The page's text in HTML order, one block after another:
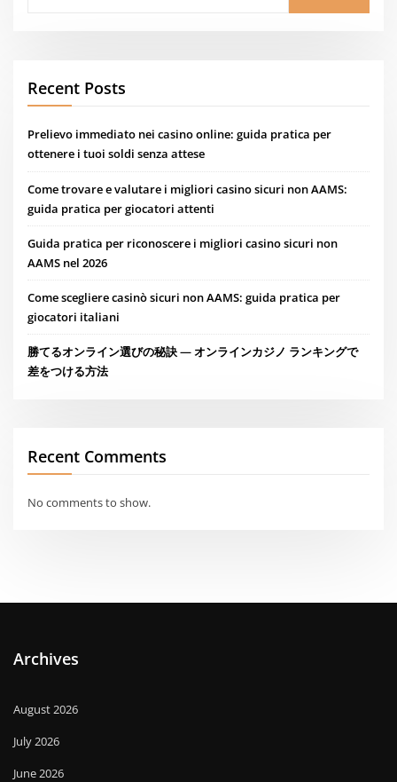
Recent Posts
Prelievo immediato nei casino online: guida pratica per
ottenere i tuoi soldi senza attese
Come trovare e valutare i migliori casino sicuri non AAMS:
guida pratica per giocatori attenti
Guida pratica per riconoscere i migliori casino sicuri non
AAMS nel 2026
Come scegliere casinò sicuri non AAMS: guida pratica per
giocatori italiani
勝てるオンライン選びの秘訣 — オンラインカジノ ランキングで
差をつける方法
Recent Comments
No comments to show.
Archives
August 2026
July 2026
June 2026